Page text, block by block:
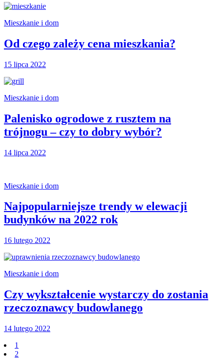
Mieszkanie i dom
Od czego zależy cena mieszkania?
15 lipca 2022
Mieszkanie i dom
Palenisko ogrodowe z rusztem na
trójnogu – czy to dobry wybór?
14 lipca 2022
Mieszkanie i dom
Najpopularniejsze trendy w elewacji
budynków na 2022 rok
16 lutego 2022
Mieszkanie i dom
Czy wykształcenie wystarczy do zostania
rzeczoznawcy budowlanego
14 lutego 2022
1
2